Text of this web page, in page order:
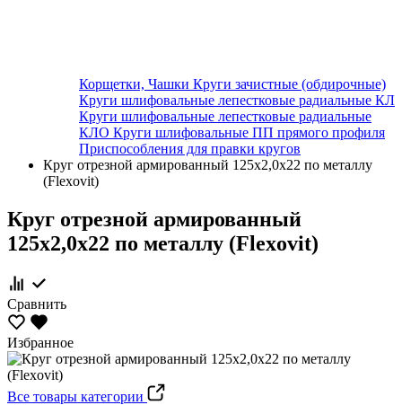
Корщетки, Чашки Круги зачистные (обдирочные)
Круги шлифовальные лепестковые радиальные КЛ
Круги шлифовальные лепестковые радиальные
КЛО Круги шлифовальные ПП прямого профиля
Приспособления для правки кругов
Круг отрезной армированный 125х2,0х22 по металлу
(Flexovit)
Круг отрезной армированный
125х2,0х22 по металлу (Flexovit)
Сравнить
Избранное
Все товары категории